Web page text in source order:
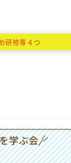
研修等４つ